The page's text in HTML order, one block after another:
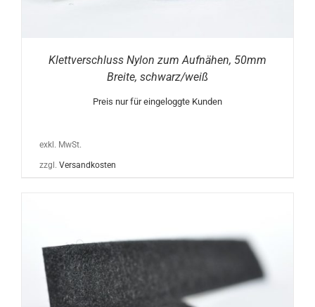
Klettverschluss Nylon zum Aufnähen, 50mm
Breite, schwarz/weiß
Preis nur für eingeloggte Kunden
exkl. MwSt.
zzgl. Versandkosten